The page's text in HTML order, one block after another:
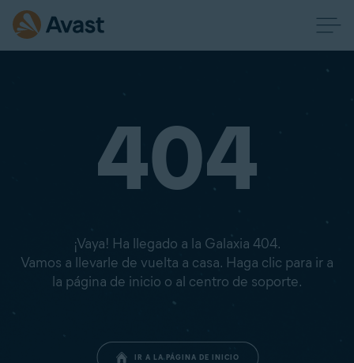
404
¡Vaya! Ha llegado a la Galaxia 404.
Vamos a llevarle de vuelta a casa. Haga clic para ir a
la página de inicio o al centro de soporte.
IR A LA PÁGINA DE INICIO